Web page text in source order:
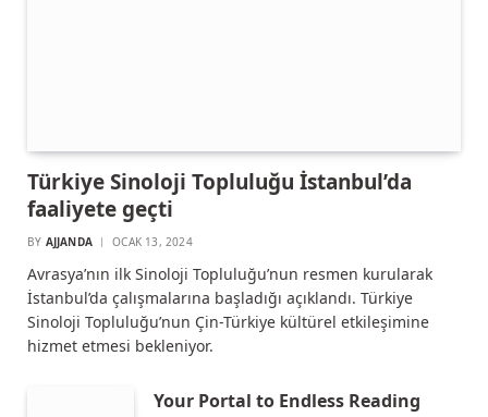
Türkiye Sinoloji Topluluğu İstanbul’da
faaliyete geçti
BY AJJANDA OCAK 13, 2024
Avrasya’nın ilk Sinoloji Topluluğu’nun resmen kurularak
İstanbul’da çalışmalarına başladığı açıklandı. Türkiye
Sinoloji Topluluğu’nun Çin-Türkiye kültürel etkileşimine
hizmet etmesi bekleniyor.
Your Portal to Endless Reading